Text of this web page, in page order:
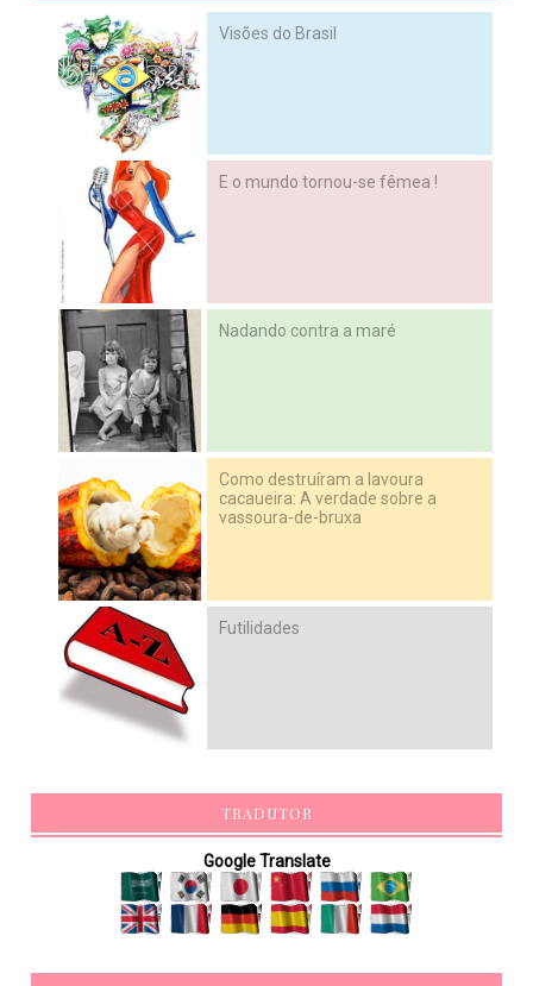
Visões do Brasil
E o mundo tornou-se fêmea !
Nadando contra a maré
Como destruíram a lavoura
cacaueira: A verdade sobre a
vassoura-de-bruxa
Futilidades
TRADUTOR
Google Translate